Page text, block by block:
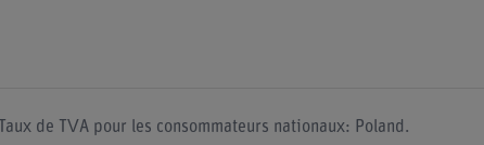
Taux de TVA pour les consommateurs nationaux: Poland.